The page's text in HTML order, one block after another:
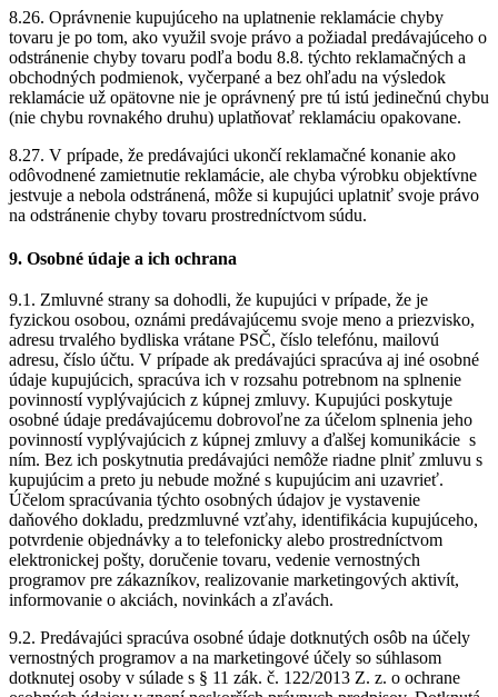
8.26. Oprávnenie kupujúceho na uplatnenie reklamácie chyby
tovaru je po tom, ako využil svoje právo a požiadal predávajúceho o
odstránenie chyby tovaru podľa bodu 8.8. týchto reklamačných a
obchodných podmienok, vyčerpané a bez ohľadu na výsledok
reklamácie už opätovne nie je oprávnený pre tú istú jedinečnú chybu
(nie chybu rovnakého druhu) uplatňovať reklamáciu opakovane.
8.27. V prípade, že predávajúci ukončí reklamačné konanie ako
odôvodnené zamietnutie reklamácie, ale chyba výrobku objektívne
jestvuje a nebola odstránená, môže si kupujúci uplatniť svoje právo
na odstránenie chyby tovaru prostredníctvom súdu.
9. Osobné údaje a ich ochrana
9.1. Zmluvné strany sa dohodli, že kupujúci v prípade, že je
fyzickou osobou, oznámi predávajúcemu svoje meno a priezvisko,
adresu trvalého bydliska vrátane PSČ, číslo telefónu, mailovú
adresu, číslo účtu. V prípade ak predávajúci spracúva aj iné osobné
údaje kupujúcich, spracúva ich v rozsahu potrebnom na splnenie
povinností vyplývajúcich z kúpnej zmluvy. Kupujúci poskytuje
osobné údaje predávajúcemu dobrovoľne za účelom splnenia jeho
povinností vyplývajúcich z kúpnej zmluvy a ďalšej komunikácie s
ním. Bez ich poskytnutia predávajúci nemôže riadne plniť zmluvu s
kupujúcim a preto ju nebude možné s kupujúcim ani uzavrieť.
Účelom spracúvania týchto osobných údajov je vystavenie
daňového dokladu, predzmluvné vzťahy, identifikácia kupujúceho,
potvrdenie objednávky a to telefonicky alebo prostredníctvom
elektronickej pošty, doručenie tovaru, vedenie vernostných
programov pre zákazníkov, realizovanie marketingových aktivít,
informovanie o akciách, novinkách a zľavách.
9.2. Predávajúci spracúva osobné údaje dotknutých osôb na účely
vernostných programov a na marketingové účely so súhlasom
dotknutej osoby v súlade s § 11 zák. č. 122/2013 Z. z. o ochrane